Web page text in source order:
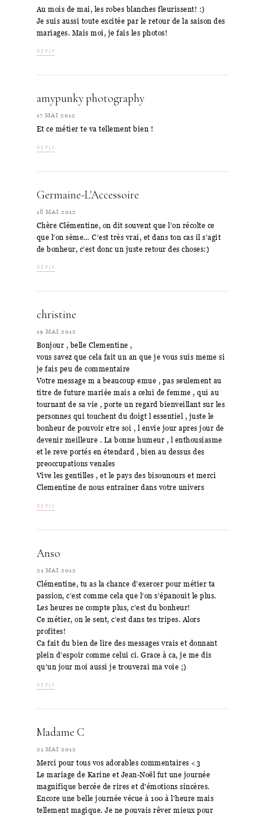
Au mois de mai, les robes blanches fleurissent! :)
Je suis aussi toute excitée par le retour de la saison des
mariages. Mais moi, je fais les photos!
REPLY
amypunky photography
17 MAI 2012
Et ce métier te va tellement bien !
REPLY
Germaine-L'Accessoire
18 MAI 2012
Chère Clémentine, on dit souvent que l’on récolte ce
que l’on sème… C’est très vrai, et dans ton cas il s’agit
de bonheur, c’est donc un juste retour des choses:)
REPLY
christine
19 MAI 2012
Bonjour , belle Clementine ,
vous savez que cela fait un an que je vous suis meme si
je fais peu de commentaire
Votre message m a beaucoup emue , pas seulement au
titre de future mariée mais a celui de femme , qui au
tournant de sa vie , porte un regard bienveillant sur les
personnes qui touchent du doigt l essentiel , juste le
bonheur de pouvoir etre soi , l envie jour apres jour de
devenir meilleure . La bonne humeur , l enthousiasme
et le reve portés en étendard , bien au dessus des
preoccupations venales
Vive les gentilles , et le pays des bisounours et merci
Clementine de nous entrainer dans votre univers
REPLY
Anso
21 MAI 2012
Clémentine, tu as la chance d’exercer pour métier ta
passion, c’est comme cela que l’on s’épanouit le plus.
Les heures ne compte plus, c’est du bonheur!
Ce métier, on le sent, c’est dans tes tripes. Alors
profites!
Ca fait du bien de lire des messages vrais et donnant
plein d’espoir comme celui ci. Grace à ca, je me dis
qu’un jour moi aussi je trouverai ma voie ;)
REPLY
Madame C
21 MAI 2012
Merci pour tous vos adorables commentaires <3
Le mariage de Karine et Jean-Noël fut une journée
magnifique bercée de rires et d'émotions sincères.
Encore une belle journée vécue à 100 à l'heure mais
tellement magique. Je ne pouvais rêver mieux pour